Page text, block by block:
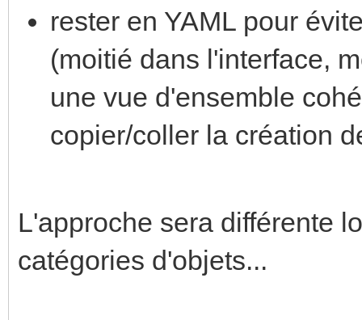
rester en YAML pour
(moitié dans l'interface,
une vue d'ensemble
copier/coller la création
L'approche sera différente
catégories d'objets...